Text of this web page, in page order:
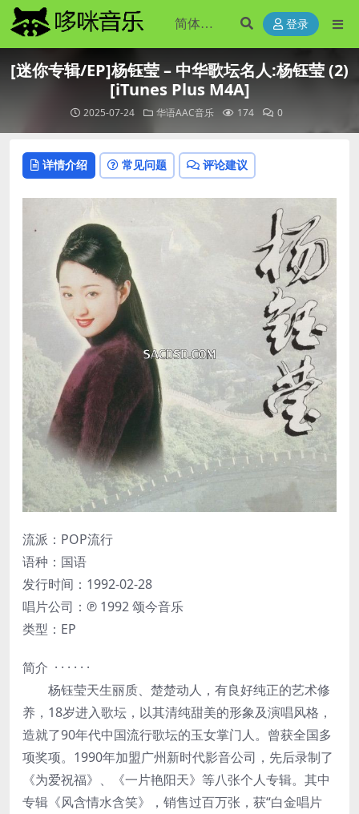
登录
[迷你专辑/EP]杨钰莹 – 中华歌坛名人:杨钰莹 (2)
[iTunes Plus M4A]
2025-07-24 华语AAC音乐 174 0
详情介绍 常见问题 评论建议
流派：POP流行
语种：国语
发行时间：1992-02-28
唱片公司：℗ 1992 颂今音乐
类型：EP
简介 · · · · · ·
杨钰莹天生丽质、楚楚动人，有良好纯正的艺术修
养，18岁进入歌坛，以其清纯甜美的形象及演唱风格，
造就了90年代中国流行歌坛的玉女掌门人。曾获全国多
项奖项。1990年加盟广州新时代影音公司，先后录制了
《为爱祝福》、《一片艳阳天》等八张个人专辑。其中
专辑《风含情水含笑》，销售过百万张，获“白金唱片